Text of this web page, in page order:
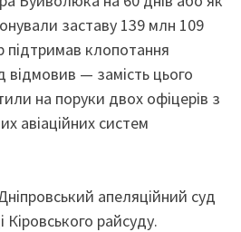
заставу 139 млн 109
підтримав клопотання
відмовив — замість цього
на поруки двох офіцерів з
авіаційних систем
апеляційний суд
Кіровського райсуду.